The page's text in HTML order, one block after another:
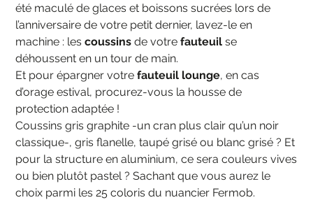
été maculé de glaces et boissons sucrées lors de
l’anniversaire de votre petit dernier, lavez-le en
machine : lescoussins de votrefauteuil se
déhoussent en un tour de main.
Et pour épargner votrefauteuil lounge, en cas
d’orage estival, procurez-vous la housse de
protection adaptée !
Coussins gris graphite -un cran plus clair qu’un noir
classique-, gris flanelle, taupé grisé ou blanc grisé ? Et
pour la structure en aluminium, ce sera couleurs vives
ou bien plutôt pastel ? Sachant que vous aurez le
choix parmi les 25 coloris du nuancier Fermob.